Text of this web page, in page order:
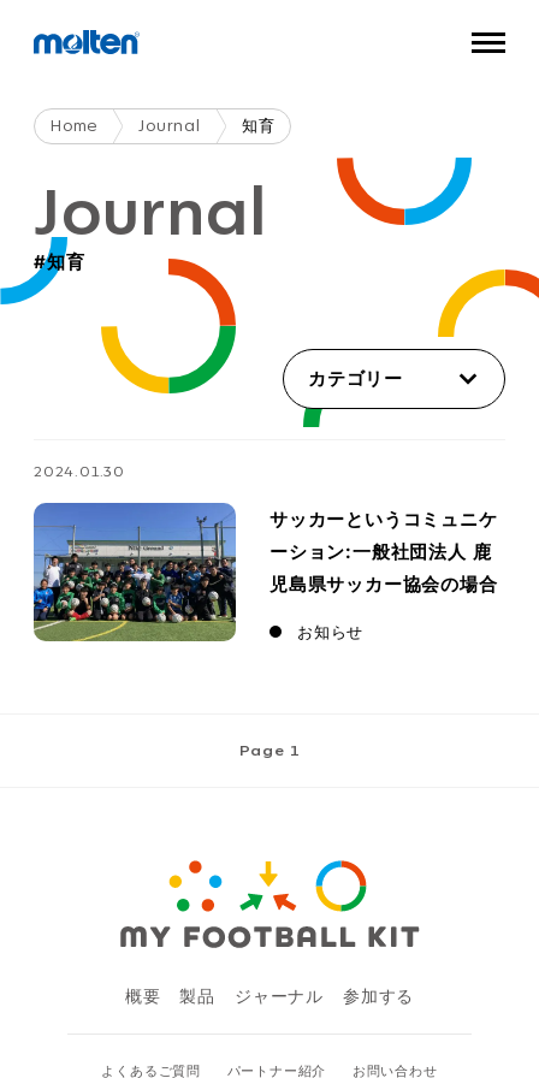
Home Journal 知育
Journal
#知育
カテゴリー
2024.01.30
サッカーというコミュニケ
ーション:一般社団法人 鹿
児島県サッカー協会の場合
お知らせ
Page 1
概要 製品 ジャーナル 参加する
よくあるご質問 パートナー紹介 お問い合わせ